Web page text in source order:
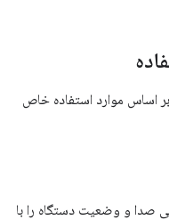
در زیر دستورالعمل هایی برای اجرای LEA بر اساس موارد استفاده خاص
صدا و وضعیت دستگاه را با